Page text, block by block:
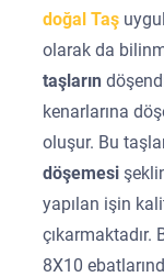
doğal Taş
olarak da
taşların
kenarlarına
oluşur. Bu
döşemesi
yapılan işin
çıkarmaktadır.
8X10